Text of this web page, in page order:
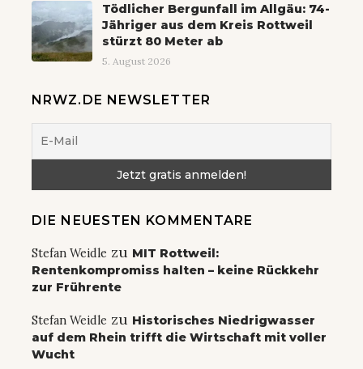
Tödlicher Bergunfall im Allgäu: 74-
Jähriger aus dem Kreis Rottweil
stürzt 80 Meter ab
5. August 2026
NRWZ.DE NEWSLETTER
DIE NEUESTEN KOMMENTARE
Stefan Weidle zu MIT Rottweil:
Rentenkompromiss halten – keine Rückkehr
zur Frührente
Stefan Weidle zu Historisches Niedrigwasser
auf dem Rhein trifft die Wirtschaft mit voller
Wucht